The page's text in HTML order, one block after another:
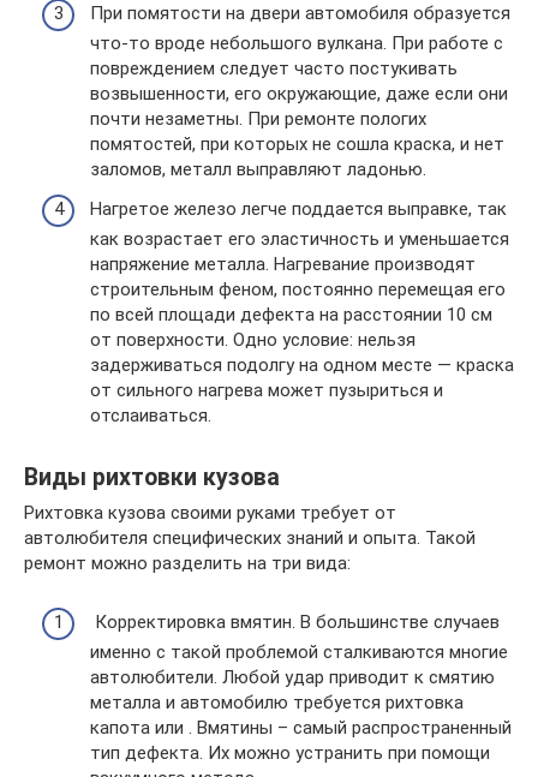
При помятости на двери автомобиля образуется
что-то вроде небольшого вулкана. При работе с
повреждением следует часто постукивать
возвышенности, его окружающие, даже если они
почти незаметны. При ремонте пологих
помятостей, при которых не сошла краска, и нет
заломов, металл выправляют ладонью.
Нагретое железо легче поддается выправке, так
как возрастает его эластичность и уменьшается
напряжение металла. Нагревание производят
строительным феном, постоянно перемещая его
по всей площади дефекта на расстоянии 10 см
от поверхности. Одно условие: нельзя
задерживаться подолгу на одном месте — краска
от сильного нагрева может пузыриться и
отслаиваться.
Виды рихтовки кузова
Рихтовка кузова своими руками требует от
автолюбителя специфических знаний и опыта. Такой
ремонт можно разделить на три вида:
Корректировка вмятин. В большинстве случаев
именно с такой проблемой сталкиваются многие
автолюбители. Любой удар приводит к смятию
металла и автомобилю требуется рихтовка
капота или . Вмятины – самый распространенный
тип дефекта. Их можно устранить при помощи